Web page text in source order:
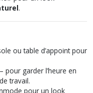
.
ou table d’appoint pour
– pour garder l’heure en
travail.
pour un look